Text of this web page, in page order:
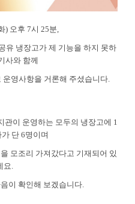
) 오후 7시 25분,
유 냉장고가 제 기능을 하지 못하
사와 함께
영사항을 거론해 주셨습니다.
관이 운영하는 모두의 냉장고에 1
단 6명이며
모조리 가져갔다고 기재되어 있
요.
이 확인해 보겠습니다.